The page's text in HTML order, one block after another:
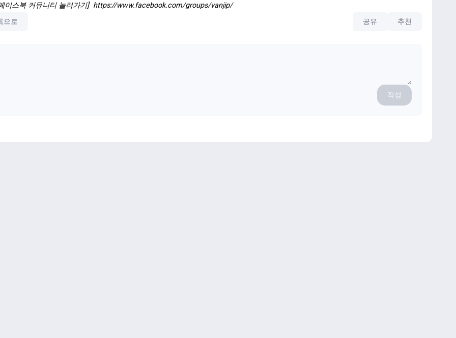
이스북 커뮤니티 놀러가기] https://www.facebook.com/groups/vanjip/
으로
공유 추천
작성